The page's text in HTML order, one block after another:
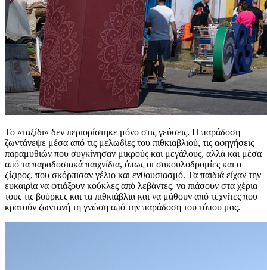
Το «ταξίδι» δεν περιορίστηκε μόνο στις γεύσεις. Η παράδοση
ζωντάνεψε μέσα από τις μελωδίες του πιθκιαβλιού, τις αφηγήσεις
παραμυθιών που συγκίνησαν μικρούς και μεγάλους, αλλά και μέσα
από τα παραδοσιακά παιχνίδια, όπως οι σακουλοδρομίες και ο
ζίζιρος, που σκόρπισαν γέλιο και ενθουσιασμό. Τα παιδιά είχαν την
ευκαιρία να φτιάξουν κούκλες από λεβάντες, να πιάσουν στα χέρια
τους τις βούρκες και τα πιθκιάβλια και να μάθουν από τεχνίτες που
κρατούν ζωντανή τη γνώση από την παράδοση του τόπου μας.